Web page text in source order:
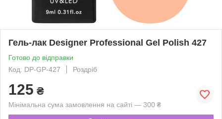
Гель-лак Designer Professional Gel Polish 427
Готово до відправки
Код: DP-GP-427
Роздріб
125 ₴
Мінімальна сума замовлення на сайті — 300 ₴